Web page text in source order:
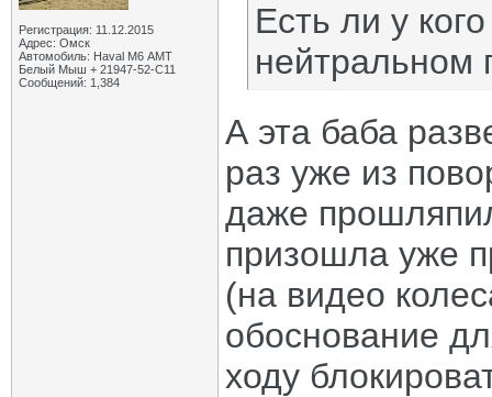
Регистрация: 11.12.2015
Адрес: Омск
Автомобиль: Haval M6 АМТ
Белый Мыш + 21947-52-С11
Сообщений: 1,384
Есть ли у
нейтральном
А эта баба
раз уже из
даже
призошла уже
(на видео
обоснование
ходу